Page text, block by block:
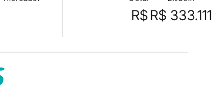
R$R$ 333.111